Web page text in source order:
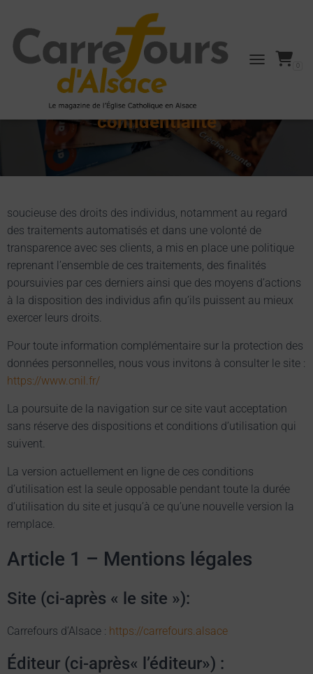
TOGGLE 0
Mentions légales et politique de
confidentialité
soucieuse des droits des individus, notamment au regard
des traitements automatisés et dans une volonté de
transparence avec ses clients, a mis en place une politique
reprenant l’ensemble de ces traitements, des finalités
poursuivies par ces derniers ainsi que des moyens d’actions
à la disposition des individus afin qu’ils puissent au mieux
exercer leurs droits.
Pour toute information complémentaire sur la protection des
données personnelles, nous vous invitons à consulter le site :
https://www.cnil.fr/
La poursuite de la navigation sur ce site vaut acceptation
sans réserve des dispositions et conditions d’utilisation qui
suivent.
La version actuellement en ligne de ces conditions
d’utilisation est la seule opposable pendant toute la durée
d’utilisation du site et jusqu’à ce qu’une nouvelle version la
remplace.
Article 1 – Mentions légales
Site (ci-après « le site »):
Carrefours d’Alsace : https://carrefours.alsace
Éditeur (ci-après« l’éditeur») :